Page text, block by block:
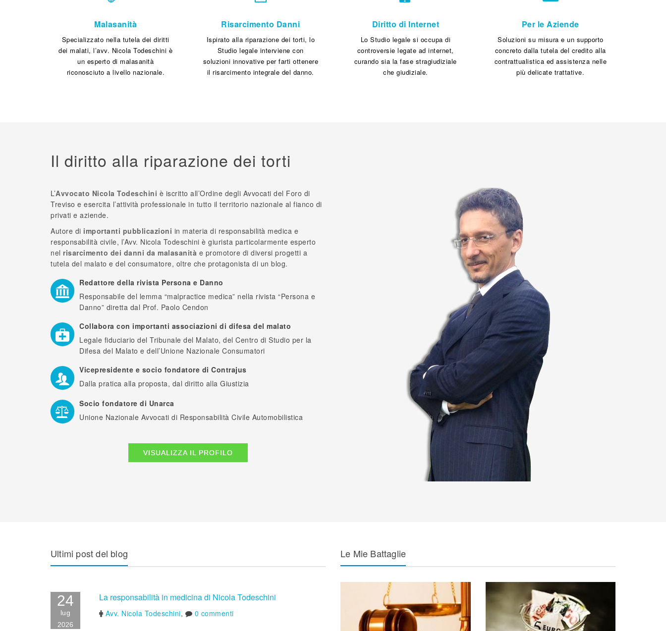
Malasanità
Specializzato nella tutela dei diritti
dei malati, l’avv. Nicola Todeschini è
un esperto di malasanità
riconosciuto a livello nazionale.
Risarcimento Danni
Ispirato alla riparazione dei torti, lo
Studio legale interviene con
soluzioni innovative per farti ottenere
il risarcimento integrale del danno.
Diritto di Internet
Lo Studio legale si occupa di
controversie legate ad internet,
curando sia la fase stragiudiziale
che giudiziale.
Per le Aziende
Soluzioni su misura e un supporto
concreto dalla tutela del credito alla
contrattualistica ed assistenza nelle
più delicate trattative.
Il diritto alla riparazione dei torti
L’Avvocato Nicola Todeschini è iscritto all’Ordine degli Avvocati del Foro di
Treviso e esercita l’attività professionale in tutto il territorio nazionale al fianco di
privati e aziende.
Autore di importanti pubblicazioni in materia di responsabilità medica e
responsabilità civile, l’Avv. Nicola Todeschini è giurista particolarmente esperto
nel risarcimento dei danni da malasanità e promotore di diversi progetti a
tutela del malato e del consumatore, oltre che protagonista di un blog.
Redattore della rivista Persona e Danno
Responsabile del lemma “malpractice medica” nella rivista “Persona e
Danno” diretta dal Prof. Paolo Cendon
Collabora con importanti associazioni di difesa del malato
Legale fiduciario del Tribunale del Malato, del Centro di Studio per la
Difesa del Malato e dell’Unione Nazionale Consumatori
Vicepresidente e socio fondatore di Contrajus
Dalla pratica alla proposta, dal diritto alla Giustizia
Socio fondatore di Unarca
Unione Nazionale Avvocati di Responsabilità Civile Automobilistica
VISUALIZZA IL PROFILO
Ultimi post del blog
24
lug
2026
La responsabilità in medicina di Nicola Todeschini
Avv. Nicola Todeschini, 0 commenti
Le Mie Battaglie